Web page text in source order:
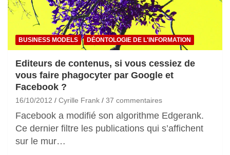
BUSINESS MODELS DÉONTOLOGIE DE L'INFORMATION
Editeurs de contenus, si vous cessiez de
vous faire phagocyter par Google et
Facebook ?
16/10/2012 Cyrille Frank 37 commentaires
Facebook a modifié son algorithme Edgerank.
Ce dernier filtre les publications qui s’affichent
sur le mur…